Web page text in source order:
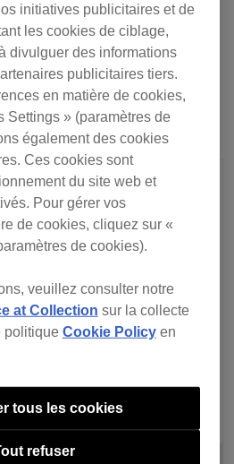
Retour à la liste
Suivant
initiatives publicitaires et de
les cookies de ciblage,
divulguer des informations
publicitaires tiers.
en matière de cookies,
Settings » (paramètres de
également des cookies
Ces cookies sont
du site web et
Pour gérer vos
de cookies, cliquez sur «
de cookies).
veuillez consulter notre
at Collection sur la collecte
politique Cookie Policyen
refuser
tous les cookies